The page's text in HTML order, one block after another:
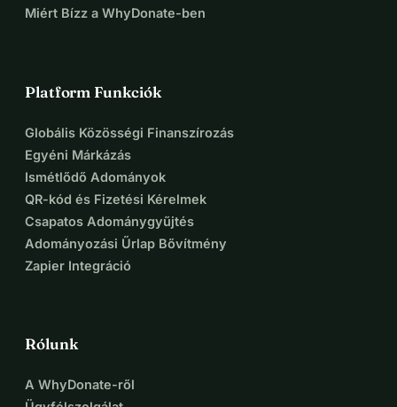
Miért Bízz a WhyDonate-ben
Platform Funkciók
Globális Közösségi Finanszírozás
Egyéni Márkázás
Ismétlődő Adományok
QR-kód és Fizetési Kérelmek
Csapatos Adománygyűjtés
Adományozási Űrlap Bővítmény
Zapier Integráció
Rólunk
A WhyDonate-ről